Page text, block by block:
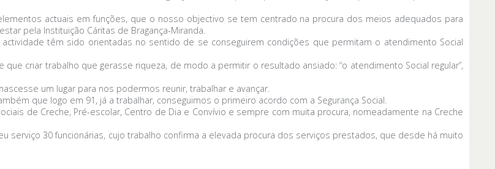
actuais em funções, que o nosso objectivo se tem centrado na procura dos meios adequados para
pela Instituição Cáritas de Bragança-Miranda.
têm sido orientadas no sentido de se conseguirem condições que permitam o atendimento Social
criar trabalho que gerasse riqueza, de modo a permitir o resultado ansiado: “o atendimento Social regular”,
um lugar para nos podermos reunir, trabalhar e avançar.
que logo em 91, já a trabalhar, conseguimos o primeiro acordo com a Segurança Social.
de Creche, Pré-escolar, Centro de Dia e Convívio e sempre com muita procura, nomeadamente na Creche
serviço 30 funcionárias, cujo trabalho confirma a elevada procura dos serviços prestados, que desde há muito